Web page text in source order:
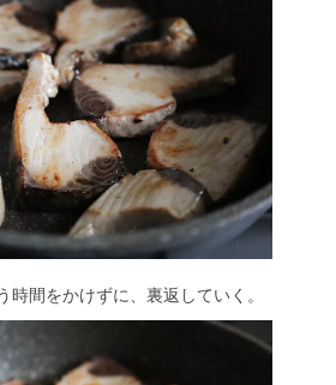
間をかけずに、裏返していく。